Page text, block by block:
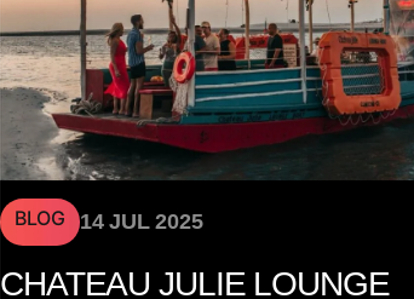
BLOG 14 JUL 2025
CHATEAU JULIE LOUNGE